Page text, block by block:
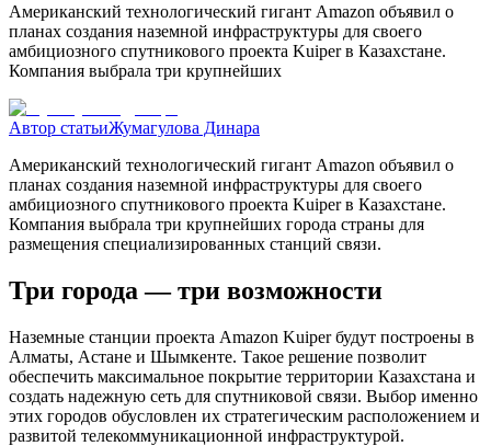
Американский технологический гигант Amazon объявил о
планах создания наземной инфраструктуры для своего
амбициозного спутникового проекта Kuiper в Казахстане.
Компания выбрала три крупнейших
Автор статьиЖумагулова Динара
Американский технологический гигант Amazon объявил о
планах создания наземной инфраструктуры для своего
амбициозного спутникового проекта Kuiper в Казахстане.
Компания выбрала три крупнейших города страны для
размещения специализированных станций связи.
Три города — три возможности
Наземные станции проекта Amazon Kuiper будут построены в
Алматы, Астане и Шымкенте. Такое решение позволит
обеспечить максимальное покрытие территории Казахстана и
создать надежную сеть для спутниковой связи. Выбор именно
этих городов обусловлен их стратегическим расположением и
развитой телекоммуникационной инфраструктурой.